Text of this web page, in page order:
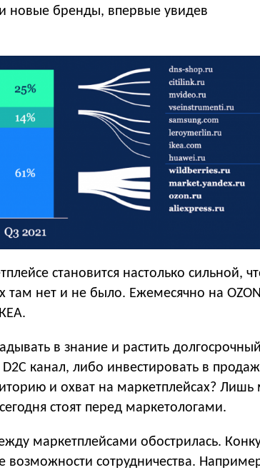
новые бренды, впервые увидев
становится настолько сильной,
нет и не было. Ежемесячно на OZON
в знание и растить
канал, либо инвестировать в
и охват на маркетплейсах? Лишь
стоят перед маркетологами.
маркетплейсами обострилась.
возможности сотрудничества.